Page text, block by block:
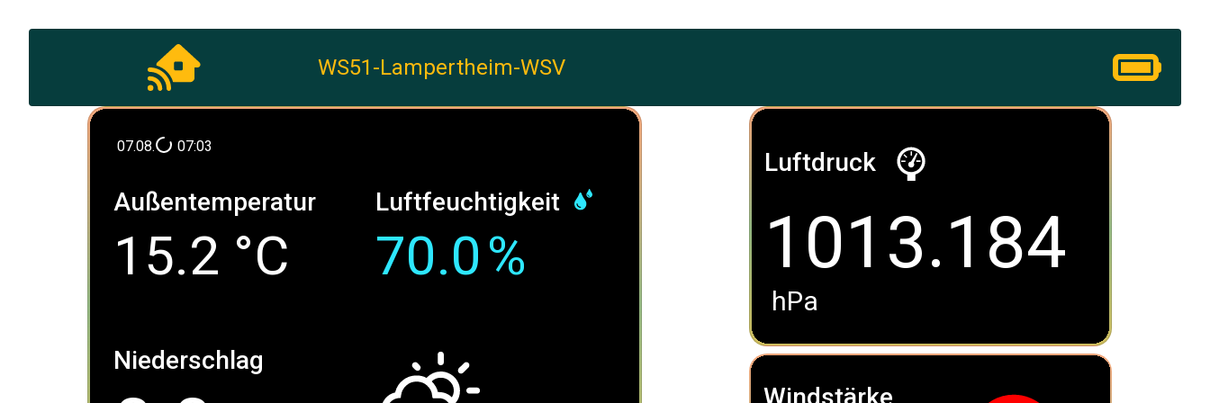
WS51-Lampertheim-WSV
07.08. 07:03
Außentemperatur
15.2 °C
Luftfeuchtigkeit
70.0%
Niederschlag
Luftdruck
1013.184
hPa